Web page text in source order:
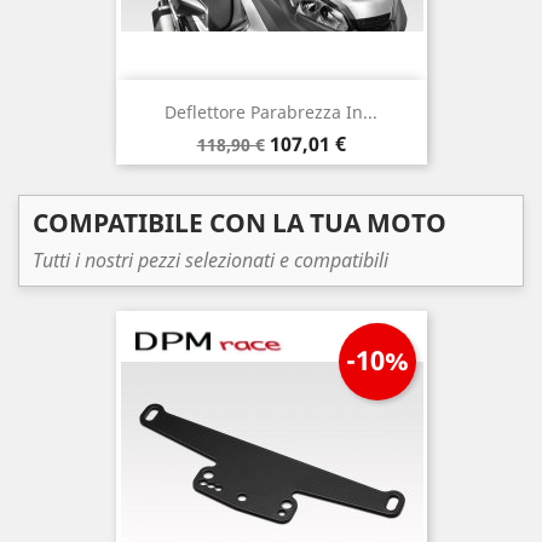
Deflettore Parabrezza In...
Prezzo
base
118,90 € Prezzo
107,01 €
COMPATIBILE CON LA TUA MOTO
Tutti i nostri pezzi selezionati e compatibili
-10%